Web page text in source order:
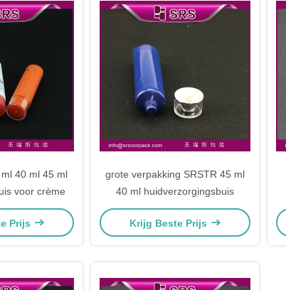
40 ml 45 ml
voor crème
Prijs
grote verpakking SRSTR 45 ml
40 ml huidverzorgingsbuis
Krijg Beste Prijs